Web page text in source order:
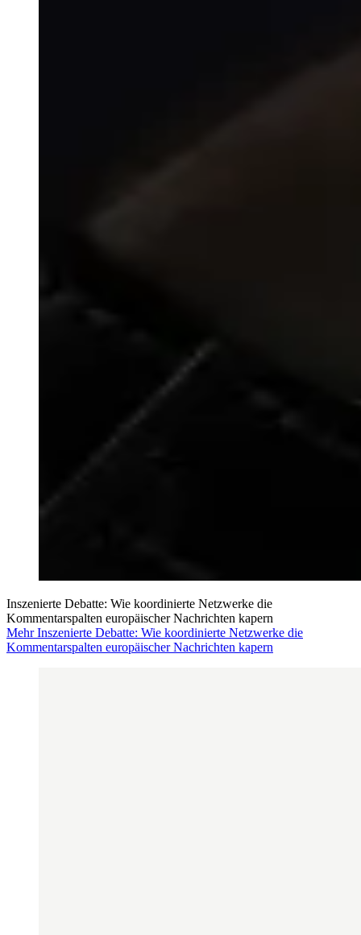
Inszenierte Debatte: Wie koordinierte Netzwerke die
Kommentarspalten europäischer Nachrichten kapern
Mehr Inszenierte Debatte: Wie koordinierte Netzwerke die
Kommentarspalten europäischer Nachrichten kapern